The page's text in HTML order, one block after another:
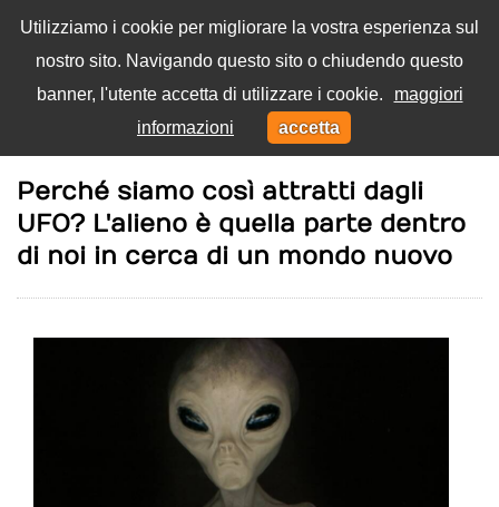
Utilizziamo i cookie per migliorare la vostra esperienza sul
nostro sito. Navigando questo sito o chiudendo questo
banner, l'utente accetta di utilizzare i cookie.
maggiori
informazioni
accetta
Menu
Perché siamo così attratti dagli
UFO? L'alieno è quella parte dentro
di noi in cerca di un mondo nuovo